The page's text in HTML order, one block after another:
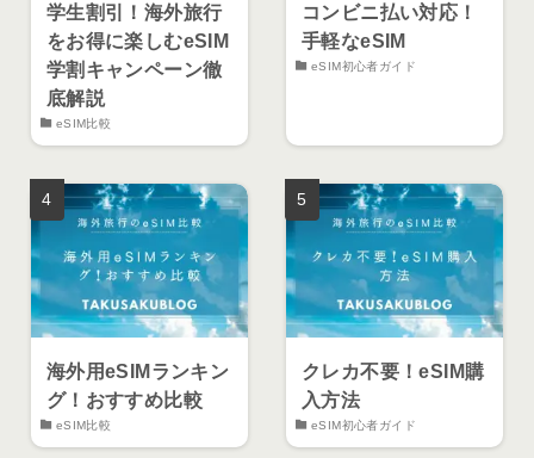
学生割引！海外旅行
をお得に楽しむeSIM
学割キャンペーン徹
底解説
eSIM比較
コンビニ払い対応！
手軽なeSIM
eSIM初心者ガイド
海外用eSIMランキン
グ！おすすめ比較
eSIM比較
クレカ不要！eSIM購
入方法
eSIM初心者ガイド